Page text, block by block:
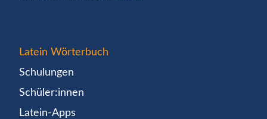
Latein Wörterbuch
Schulungen
Schüler:innen
Latein-Apps